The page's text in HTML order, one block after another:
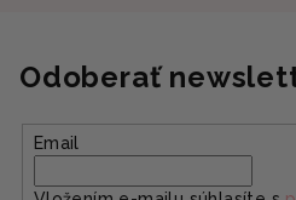
Odoberať
Email